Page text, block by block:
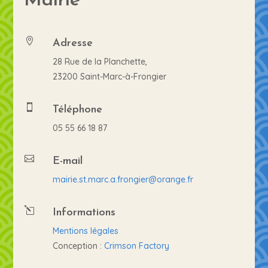
 Adresse
28 Rue de la Planchette,
23200 Saint-Marc-à-Frongier
 Téléphone
05 55 66 18 87
 E-mail
mairie.st.marc.a.frongier@orange.fr
l Informations
Mentions légales
Conception : Crimson Factory